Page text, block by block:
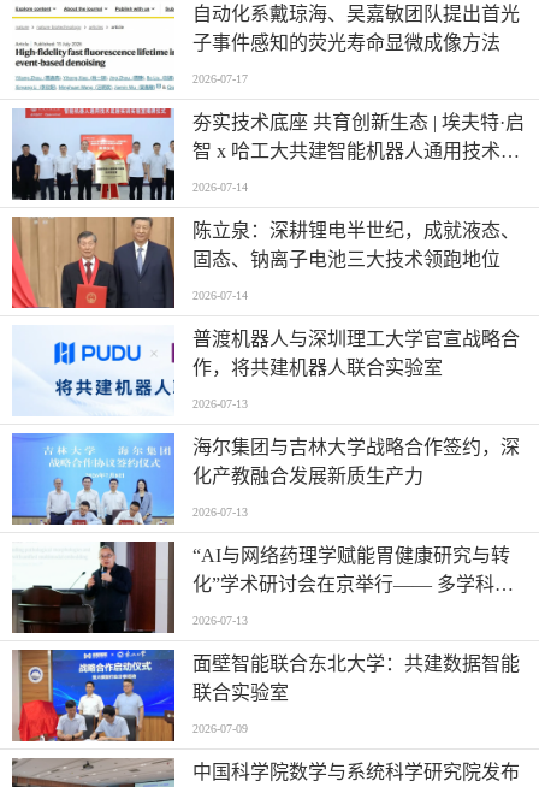
自动化系戴琼海、吴嘉敏团队提出首光
子事件感知的荧光寿命显微成像方法
2026-07-17
夯实技术底座 共育创新生态 | 埃夫特·启
智 x 哈工大共建智能机器人通用技术底
座实训实验室
2026-07-14
陈立泉：深耕锂电半世纪，成就液态、
固态、钠离子电池三大技术领跑地位
2026-07-14
普渡机器人与深圳理工大学官宣战略合
作，将共建机器人联合实验室
2026-07-13
海尔集团与吉林大学战略合作签约，深
化产教融合发展新质生产力
2026-07-13
“AI与网络药理学赋能胃健康研究与转
化”学术研讨会在京举行—— 多学科交
叉推动胃病防治进入智能化新阶段
2026-07-13
面壁智能联合东北大学：共建数据智能
联合实验室
2026-07-09
中国科学院数学与系统科学研究院发布